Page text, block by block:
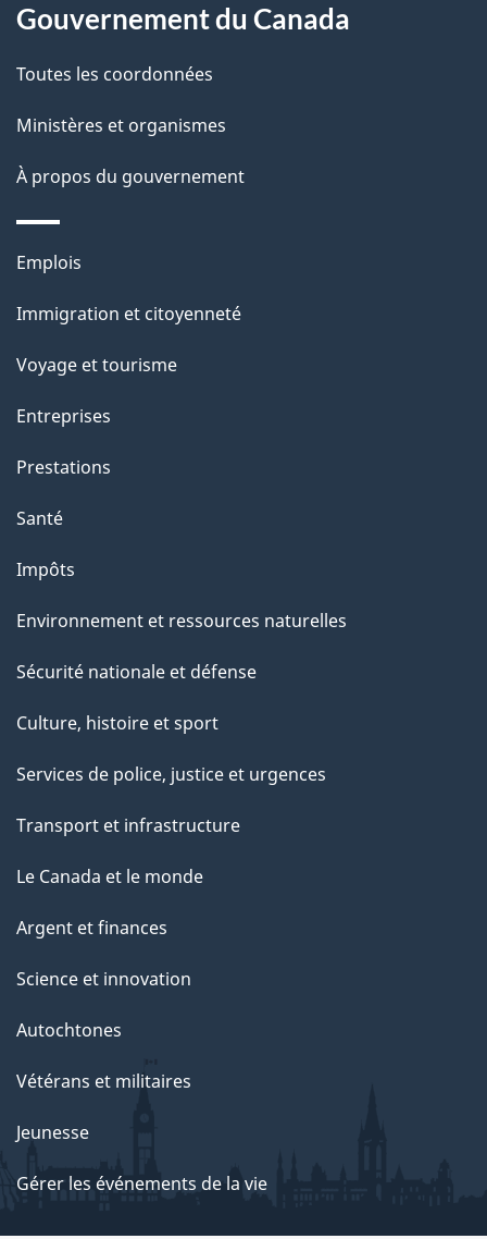
a
g
e
a
c
i
o
s
u
r
e
t
e
p
g
e
Gouvernement du Canada
Toutes les coordonnées
Ministères et organismes
À propos du gouvernement
Thèmes
sujets
Emplois
Immigration et citoyenneté
Voyage et tourisme
Entreprises
Prestations
Santé
Impôts
Environnement et ressources naturelles
Sécurité nationale et défense
Culture, histoire et sport
Services de police, justice et urgences
Transport et infrastructure
Le Canada et le monde
Argent et finances
Science et innovation
Autochtones
Vétérans et militaires
Jeunesse
Gérer les événements de la vie